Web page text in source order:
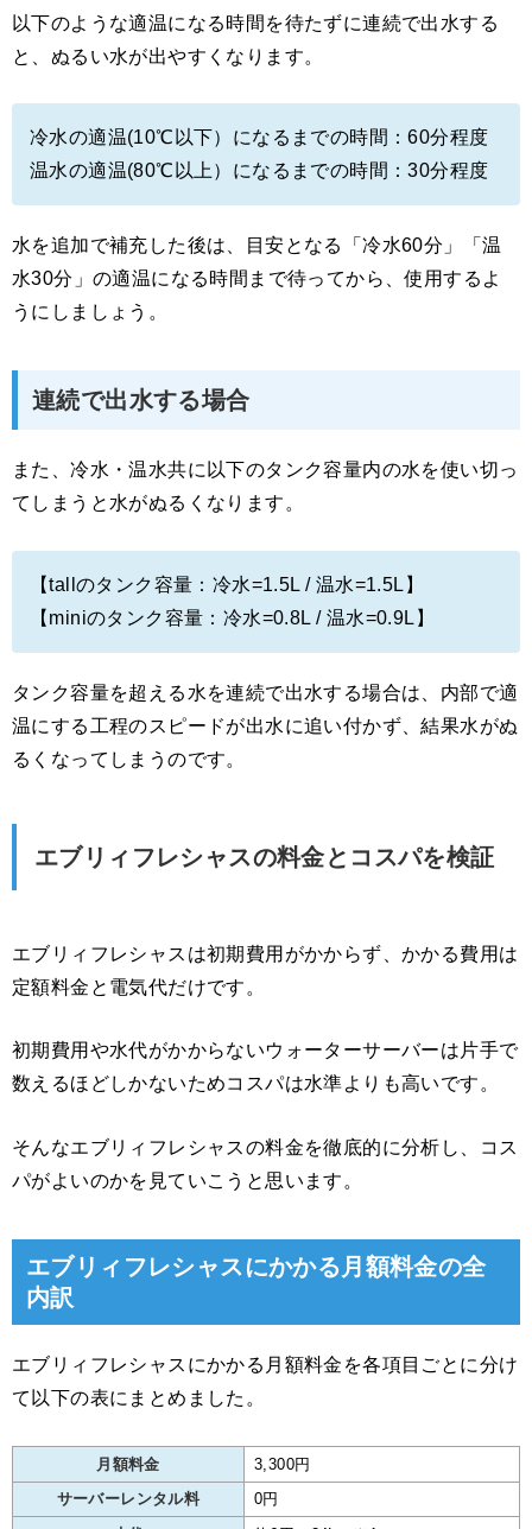
以下のような適温になる時間を待たずに連続で出水する
と、ぬるい水が出やすくなります。
冷水の適温(10℃以下）になるまでの時間：60分程度
温水の適温(80℃以上）になるまでの時間：30分程度
水を追加で補充した後は、目安となる「冷水60分」「温
水30分」の適温になる時間まで待ってから、使用するよ
うにしましょう。
連続で出水する場合
また、冷水・温水共に以下のタンク容量内の水を使い切っ
てしまうと水がぬるくなります。
【tallのタンク容量：冷水=1.5L / 温水=1.5L】
【miniのタンク容量：冷水=0.8L / 温水=0.9L】
タンク容量を超える水を連続で出水する場合は、内部で適
温にする工程のスピードが出水に追い付かず、結果水がぬ
るくなってしまうのです。
エブリィフレシャスの料金とコスパを検証
エブリィフレシャスは初期費用がかからず、かかる費用は
定額料金と電気代だけです。
初期費用や水代がかからないウォーターサーバーは片手で
数えるほどしかないためコスパは水準よりも高いです。
そんなエブリィフレシャスの料金を徹底的に分析し、コス
パがよいのかを見ていこうと思います。
エブリィフレシャスにかかる月額料金の全
内訳
エブリィフレシャスにかかる月額料金を各項目ごとに分け
て以下の表にまとめました。
月額料金
3,300円
サーバーレンタル料
0円